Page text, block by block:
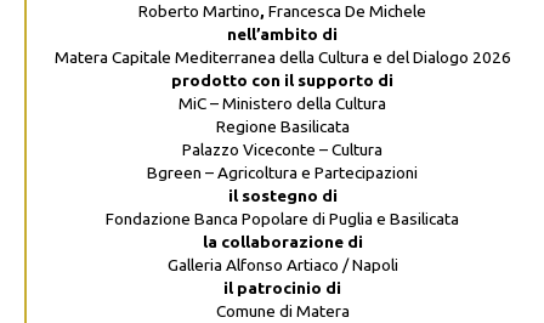
Roberto Martino, Francesca De Michele
nell’ambito di
Matera Capitale Mediterranea della Cultura e del Dialogo 2026
prodotto con il supporto di
MiC – Ministero della Cultura
Regione Basilicata
Palazzo Viceconte – Cultura
Bgreen – Agricoltura e Partecipazioni
il sostegno di
Fondazione Banca Popolare di Puglia e Basilicata
la collaborazione di
Galleria Alfonso Artiaco / Napoli
il patrocinio di
Comune di Matera